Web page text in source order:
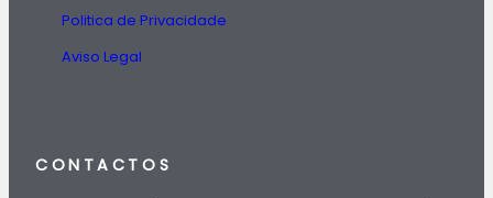
Politica de Privacidade
Aviso Legal
CONTACTOS